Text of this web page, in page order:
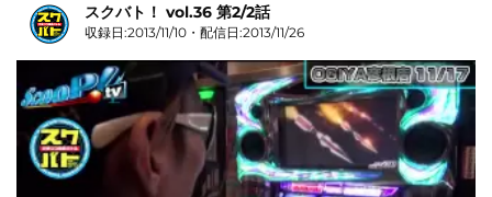
スクバト！ vol.36 第2/2話
収録日:2013/11/10・配信日:2013/11/26